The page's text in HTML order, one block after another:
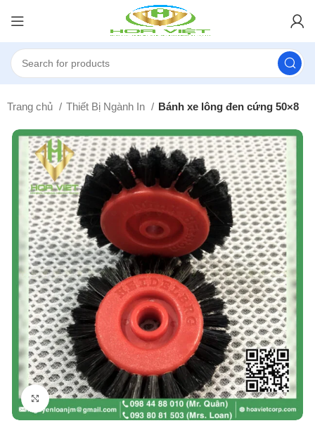
Trang chủ Thiết Bị Ngành In Bánh xe lông đen cứng 50×8
Click to enlarge